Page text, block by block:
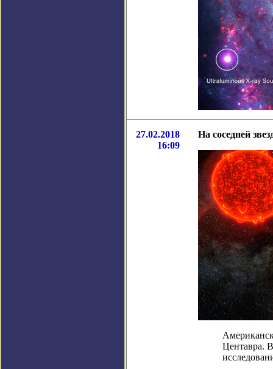
27.02.2018
16:09
На соседней
Центавра.